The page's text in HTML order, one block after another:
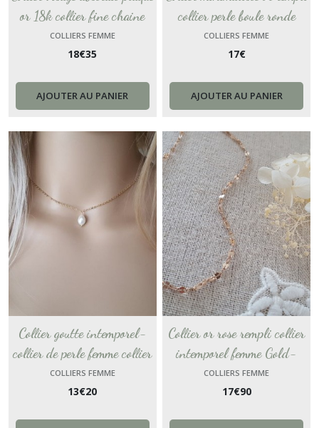
or 18k collier fine chaine
femme 3 microns collier or
femme minimaliste collier
COLLIERS FEMME
18€35
AJOUTER AU PANIER
collier perle boule ronde
craquelée chaine femme
Gold-Filled collier femme
France
COLLIERS FEMME
17€
AJOUTER AU PANIER
Collier goutte intemporel-
collier de perle femme collier
mariage - chaine or collier
fin personnalisable
COLLIERS FEMME
13€20
Collier or rose rempli collier
intemporel femme Gold-
Filled collier femme
minimaliste collier bijou
COLLIERS FEMME
17€90